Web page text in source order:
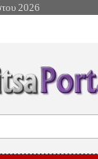
στην Πλοήγηση
2026